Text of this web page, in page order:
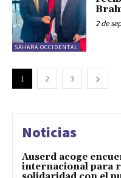
SÁHARA OCCIDENTAL
2 de
1 2 3
Noticias
Auserd acoge
internacional para